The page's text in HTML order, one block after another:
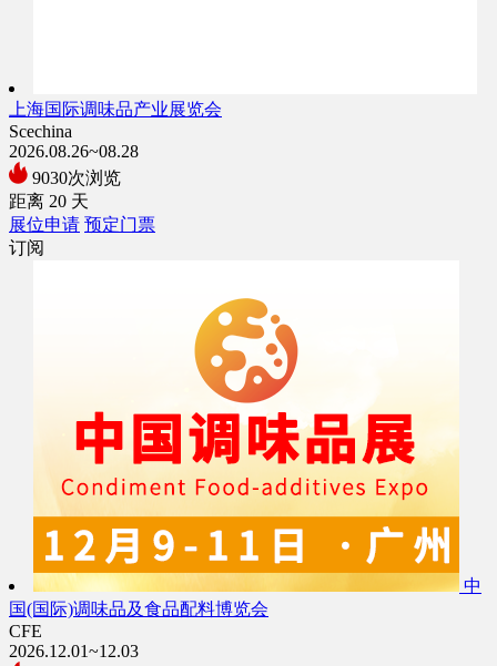
上海国际调味品产业展览会
Scechina
2026.08.26~08.28
9030次浏览
距离 20 天
展位申请 预定门票
订阅
中
国(国际)调味品及食品配料博览会
CFE
2026.12.01~12.03